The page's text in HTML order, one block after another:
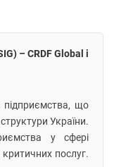
– CRDF Global і
що
України.
у сфері
послуг.